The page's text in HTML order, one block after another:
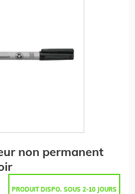
non permanent
PRODUIT DISPO. SOUS 2-10 JOURS